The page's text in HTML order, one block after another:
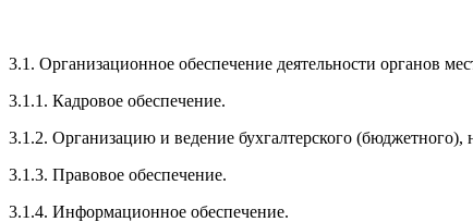
3.1. Организационное обеспечение деятельности органов
3.1.1. Кадровое обеспечение.
3.1.2. Организацию и ведение бухгалтерского (бюджетного),
3.1.3. Правовое обеспечение.
3.1.4. Информационное обеспечение.